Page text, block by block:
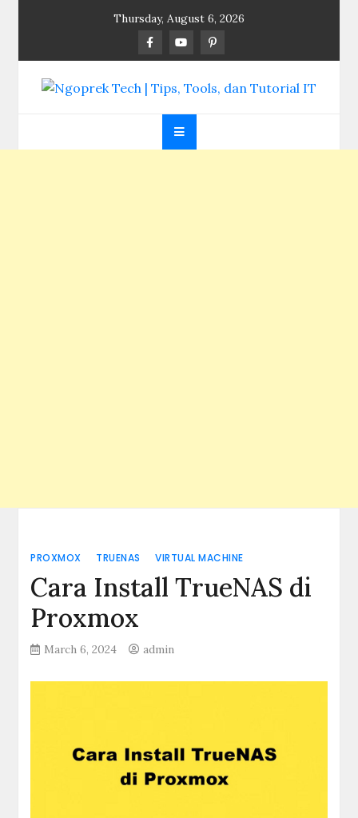
Thursday, August 6, 2026
Ngoprek Tech | Tips,
Tools, dan Tutorial
PROXMOX TRUENAS VIRTUAL MACHINE
Cara Install TrueNAS di
Proxmox
March 6, 2024 admin